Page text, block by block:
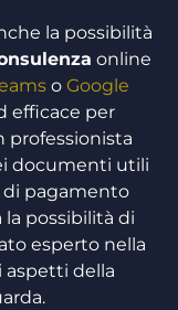
la possibilità
online
o Google
efficace per
professionista
documenti utili
di pagamento
possibilità di
esperto nella
aspetti della